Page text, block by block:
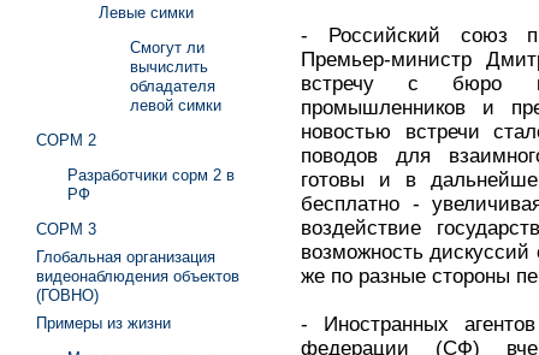
- Российский союз
Премьер-министр
встречу с бюро
промышленников и
новостью встречи
поводов для
готовы и в
бесплатно -
воздействие
возможность
же по разные стороны
- Иностранных
федерации (СФ)
Левые симки
Смогут ли
вычислить
обладателя
левой симки
СОРМ 2
Разработчики сорм 2 в
РФ
СОРМ 3
Глобальная организация
видеонаблюдения объектов
(ГОВНО)
Примеры из жизни